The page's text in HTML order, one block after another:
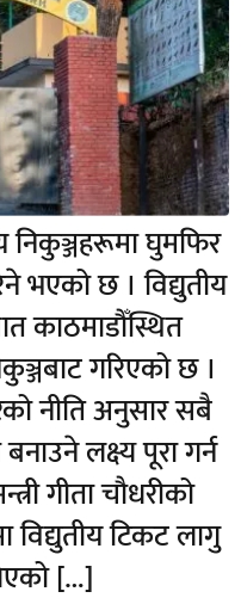
निकुञ्जहरूमा घुमफिर
भएको छ । विद्युतीय
काठमाडौँस्थित
गरिएको छ ।
नीति अनुसार सबै
लक्ष्य पूरा गर्न
गीता चौधरीको
टिकट लागु
[…]